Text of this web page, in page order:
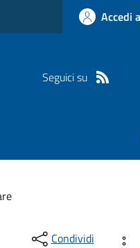
Accedi
Seguici su
Condividi